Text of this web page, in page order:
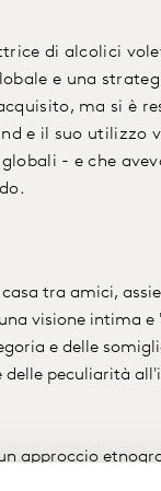
di alcolici
e una
ma si è
e il suo utilizzo
- e che
casa tra amici,
visione intima e
e delle
delle peculiarità
approccio
le persone nel